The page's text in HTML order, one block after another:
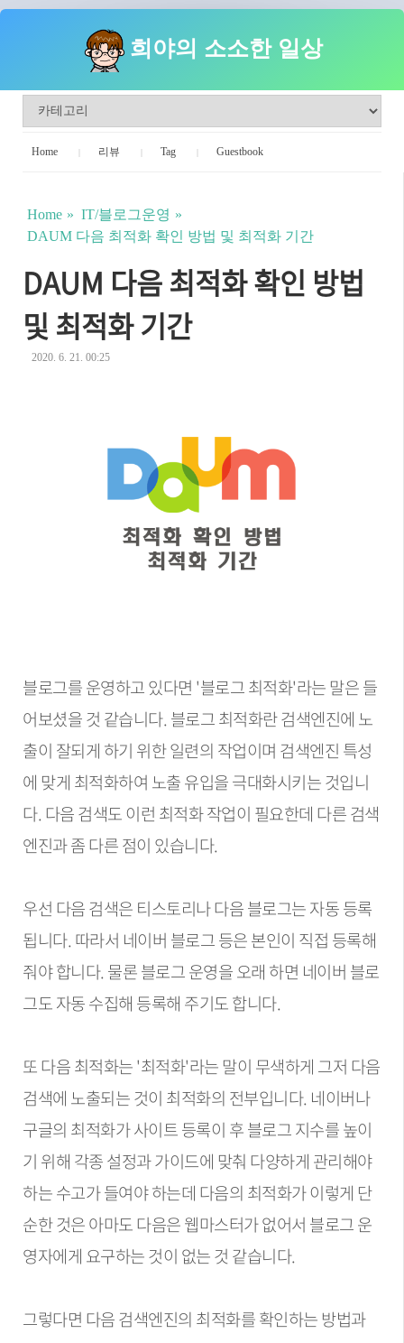
희야의 소소한 일상
Home 리뷰 Tag Guestbook
Home
IT/블로그운영
DAUM 다음 최적화 확인 방법 및 최적화 기간
DAUM 다음 최적화 확인 방법
및 최적화 기간
2020. 6. 21. 00:25
블로그를 운영하고 있다면 '블로그 최적화'라는 말은 들
어보셨을 것 같습니다. 블로그 최적화란 검색엔진에 노
출이 잘되게 하기 위한 일련의 작업이며 검색엔진 특성
에 맞게 최적화하여 노출 유입을 극대화시키는 것입니
다. 다음 검색도 이런 최적화 작업이 필요한데 다른 검색
엔진과 좀 다른 점이 있습니다.
우선 다음 검색은 티스토리나 다음 블로그는 자동 등록
됩니다. 따라서 네이버 블로그 등은 본인이 직접 등록해
줘야 합니다. 물론 블로그 운영을 오래 하면 네이버 블로
그도 자동 수집해 등록해 주기도 합니다.
또 다음 최적화는 '최적화'라는 말이 무색하게 그저 다음
검색에 노출되는 것이 최적화의 전부입니다. 네이버나
구글의 최적화가 사이트 등록이 후 블로그 지수를 높이
기 위해 각종 설정과 가이드에 맞춰 다양하게 관리해야
하는 수고가 들여야 하는데 다음의 최적화가 이렇게 단
순한 것은 아마도 다음은 웹마스터가 없어서 블로그 운
영자에게 요구하는 것이 없는 것 같습니다.
그렇다면 다음 검색엔진의 최적화를 확인하는 방법과